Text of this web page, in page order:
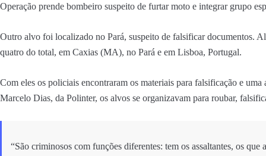
Operação prende bombeiro suspeito de furtar moto e integrar grupo
Outro alvo foi localizado no Pará, suspeito de falsificar documentos.
quatro do total, em Caxias (MA), no Pará e em Lisboa, Portugal.
Com eles os policiais encontraram os materiais para falsificação e
Marcelo Dias, da Polinter, os alvos se organizavam para roubar,
“São criminosos com funções diferentes: tem os assaltantes, os